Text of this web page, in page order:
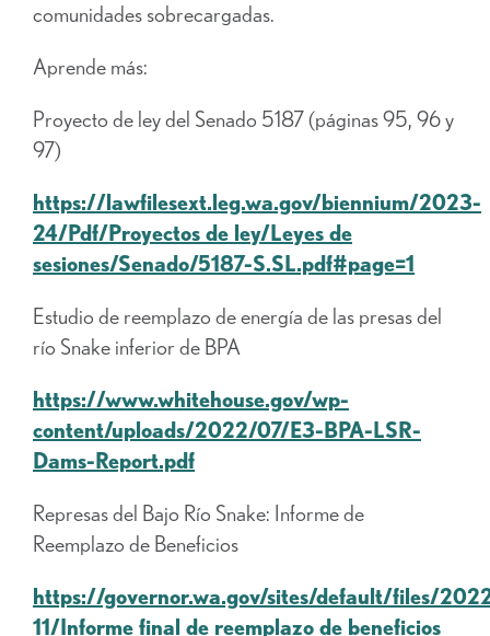
comunidades sobrecargadas.
Aprende más:
Proyecto de ley del Senado 5187 (páginas 95, 96 y
97)
https://lawfilesext.leg.wa.gov/biennium/2023-
24/Pdf/Proyectos de ley/Leyes de
sesiones/Senado/5187-S.SL.pdf#page=1
Estudio de reemplazo de energía de las presas del
río Snake inferior de BPA
https://www.whitehouse.gov/wp-
content/uploads/2022/07/E3-BPA-LSR-
Dams-Report.pdf
Represas del Bajo Río Snake: Informe de
Reemplazo de Beneficios
https://governor.wa.gov/sites/default/files/
11/Informe final de reemplazo de beneficios